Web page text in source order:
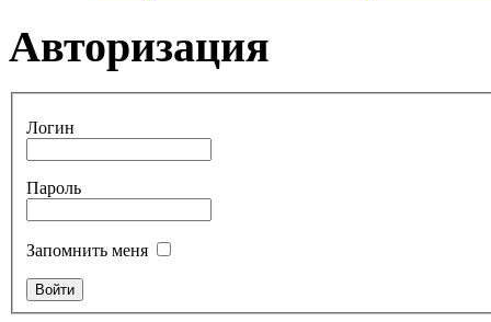
Авторизация
Логин
Пароль
Запомнить меня